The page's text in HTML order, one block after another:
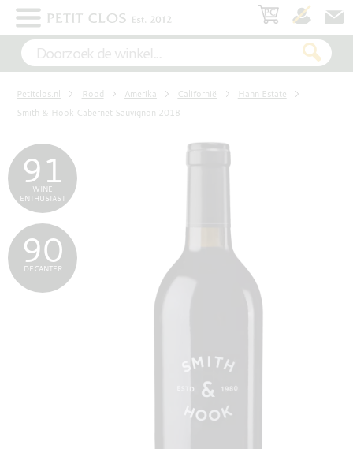
WIT
ROSÉ
ROOD
MOUSSEREND
Petitclos.nl Rood Amerika Californië
Hahn Estate
Smith & Hook Cabernet Sauvignon 2018
91
WINE
ENTHUSIAST
90
DECANTER